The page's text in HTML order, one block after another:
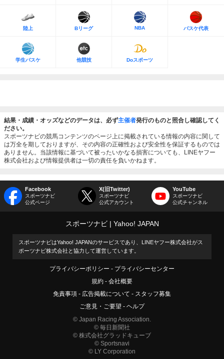
陸上 Bリーグ NBA バスケ代表
学生バスケ 他競技 Doスポーツ
結果・成績・オッズなどのデータは、必ず主催者発行のものと照合し確認してく
ださい。
スポーツナビの競馬コンテンツのページ上に掲載されている情報の内容に関して
は万全を期しておりますが、その内容の正確性および安全性を保証するものでは
ありません。当該情報に基づいて被ったいかなる損害についても、LINEヤフー
株式会社および情報提供者は一切の責任を負いかねます。
Facebook
スポーツナビ
公式ページ
X(旧Twitter)
スポーツナビ
公式アカウント
YouTube
スポーツナビ
公式チャンネル
スポーツナビ Yahoo! JAPAN
スポーツナビはYahoo! JAPANのサービスであり、LINEヤフー株式会社がス
ポーツナビ株式会社と協力して運営しています。
プライバシーポリシー
プライバシーセンター
規約
会社概要
免責事項
広告掲載について
スタッフ募集
ご意見・ご要望
ヘルプ
© Japan Racing Association.
© 毎日新聞社
© 株式会社グラッドキューブ
© Sportsnavi
© LY Corporation